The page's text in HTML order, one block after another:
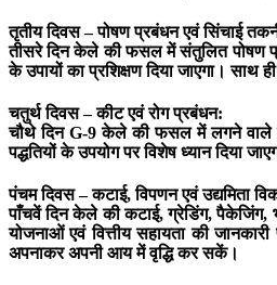
तृतीय दिवस – पोषण प्रबंधन एवं सिंचाई
तीसरे दिन केले की फसल में संतुलित पोषण
के उपायों का प्रशिक्षण दिया जाएगा। साथ
चतुर्थ दिवस – कीट एवं रोग प्रबंधन:
चौथे दिन G-9 केले की फसल में लगने वाले
पद्धतियों के उपयोग पर विशेष ध्यान दिया
पंचम दिवस – कटाई, विपणन एवं उद्यमिता
पाँचवें दिन केले की कटाई, ग्रेडिंग, पैकेजिंग,
योजनाओं एवं वित्तीय सहायता की
अपनाकर अपनी आय में वृद्धि कर सकें।